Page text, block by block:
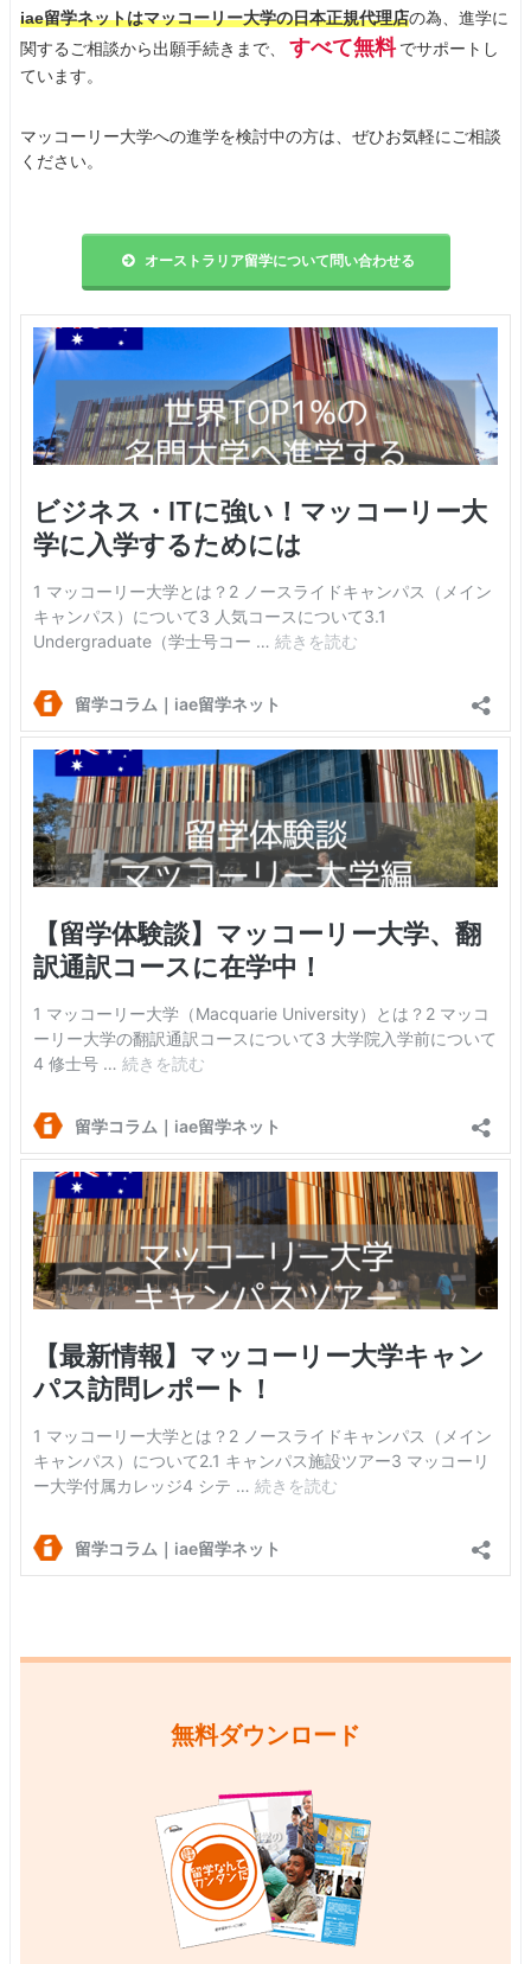
iae留学ネットはマッコーリー大学の日本正規代理店の為、進学に
関するご相談から出願手続きまで、
すべて無料 でサポートし
ています。
マッコーリー大学への進学を検討中の方は、ぜひお気軽にご相談
ください。
オーストラリア留学について問い合わせる
無料ダウンロード